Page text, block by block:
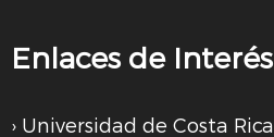
Enlaces de Interés
Universidad de Costa Rica